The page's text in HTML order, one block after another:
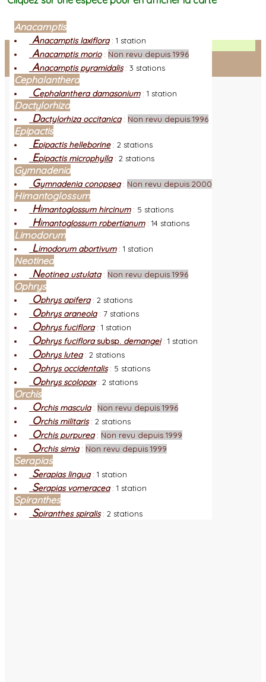
Facebook
Connexion adhérent
Anacamptis
Anacamptis laxiflora: 1 station
Anacamptis morio: Non revu depuis 1996
Anacamptis pyramidalis: 3 stations
Cephalanthera
Cephalanthera damasonium: 1 station
Dactylorhiza
Dactylorhiza occitanica: Non revu depuis 1996
Epipactis
Epipactis helleborine: 2 stations
Epipactis microphylla: 2 stations
Gymnadenia
Gymnadenia conopsea: Non revu depuis 2000
Himantoglossum
Himantoglossum hircinum: 5 stations
Himantoglossum robertianum: 14 stations
Limodorum
Limodorum abortivum: 1 station
Neotinea
Neotinea ustulata: Non revu depuis 1996
Ophrys
Ophrys apifera: 2 stations
Ophrys araneola: 7 stations
Ophrys fuciflora: 1 station
Ophrys fuciflorasubsp. demangei: 1 station
Ophrys lutea: 2 stations
Ophrys occidentalis: 5 stations
Ophrys scolopax: 2 stations
Orchis
Orchis mascula: Non revu depuis 1996
Orchis militaris: 2 stations
Orchis purpurea: Non revu depuis 1999
Orchis simia: Non revu depuis 1999
Serapias
Serapias lingua: 1 station
Serapias vomeracea: 1 station
Spiranthes
Spiranthes spiralis: 2 stations